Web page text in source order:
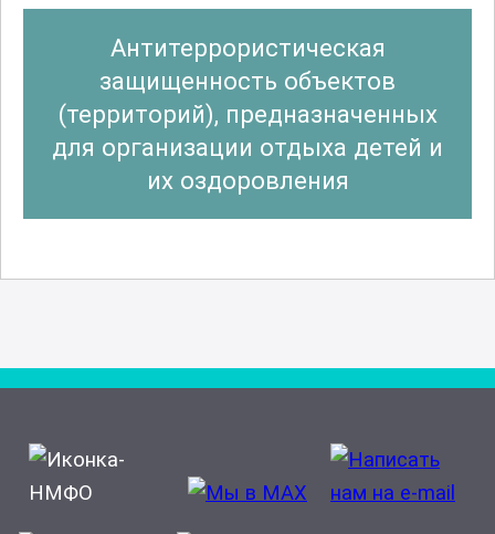
Антитеррористическая
защищенность объектов
(территорий), предназначенных
для организации отдыха детей и
их оздоровления